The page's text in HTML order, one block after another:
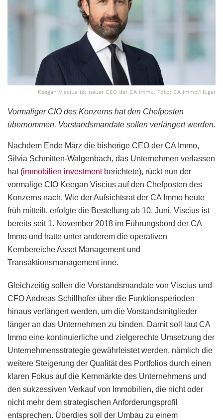
Keegan Viscius ist neuer CEO der CA Immo. Foto: CA Immo/Huger
Vormaliger CIO des Konzerns hat den Chefposten
übernommen. Vorstandsmandate sollen verlängert werden.
Nachdem Ende März die bisherige CEO der CA Immo,
Silvia Schmitten-Walgenbach, das Unternehmen verlassen
hat (immobilien investmentberichtete), rückt nun der
vormalige CIO Keegan Viscius auf den Chefposten des
Konzerns nach. Wie der Aufsichtsrat der CA Immo heute
früh mitteilt, erfolgte die Bestellung ab 10. Juni, Viscius ist
bereits seit 1. November 2018 im Führungsbord der CA
Immo und hatte unter anderem die operativen
Kernbereiche Asset Management und
Transaktionsmanagement inne.
Gleichzeitig sollen die Vorstandsmandate von Viscius und
CFO Andreas Schillhofer über die Funktionsperioden
hinaus verlängert werden, um die Vorstandsmitglieder
länger an das Unternehmen zu binden. Damit soll laut CA
Immo eine kontinuierliche und zielgerechte Umsetzung der
Unternehmensstrategie gewährleistet werden, nämlich die
weitere Steigerung der Qualität des Portfolios durch einen
klaren Fokus auf die Kernmärkte des Unternehmens und
den sukzessiven Verkauf von Immobilien, die nicht oder
nicht mehr dem strategischen Anforderungsprofil
entsprechen. Überdies soll der Umbau zu einem